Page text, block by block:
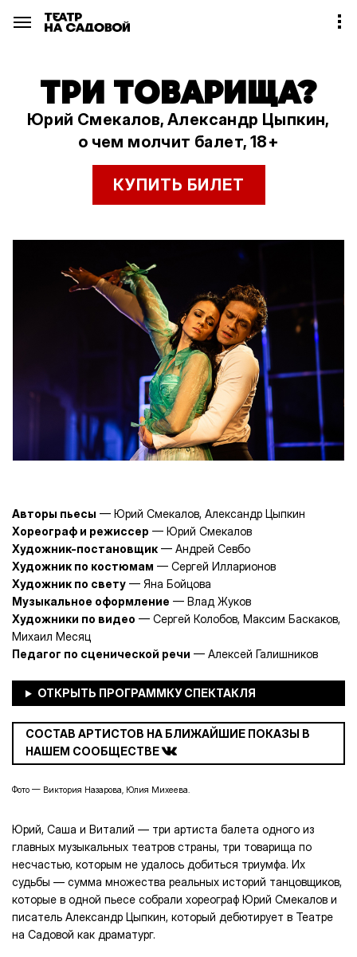
ТРИ ТОВАРИЩА?
Юрий Смекалов, Александр Цыпкин,
о чем молчит балет, 18+
КУПИТЬ БИЛЕТ
Авторы пьесы — Юрий Смекалов, Александр Цыпкин
Хореограф и режиссер — Юрий Смекалов
Художник-постановщик — Андрей Севбо
Художник по костюмам — Сергей Илларионов
Художник по свету — Яна Бойцова
Музыкальное оформление — Влад Жуков
Художники по видео — Сергей Колобов, Максим Баскаков,
Михаил Месяц
Педагог по сценической речи — Алексей Галишников
СОСТАВ АРТИСТОВ НА БЛИЖАЙШИЕ ПОКАЗЫ В
НАШЕМ СООБЩЕСТВЕ
Фото — Виктория Назарова, Юлия Михеева.
Юрий, Саша и Виталий — три артиста балета одного из
главных музыкальных театров страны, три товарища по
несчастью, которым не удалось добиться триумфа. Их
судьбы — сумма множества реальных историй танцовщиков,
которые в одной пьесе собрали хореограф Юрий Смекалов и
писатель Александр Цыпкин, который дебютирует в Театре
на Садовой как драматург.